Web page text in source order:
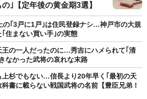
｣【定年後の黄金期3選】
の｢3戸に1戸｣は住民登録ナシ…神戸市の大規
住まない買い手｣の実態
王の一人だったのに…秀吉にハメられて｢清
なかった武将の哀れな末路
上杉でもない…信長より20年早く｢最初の天
書に載らない戦国武将の名前【豊臣兄弟！